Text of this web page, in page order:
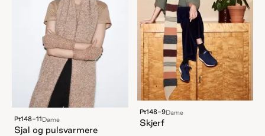
Pt148-11Dame
Sjal og pulsvarmere
Pt148-9Dame
Skjerf